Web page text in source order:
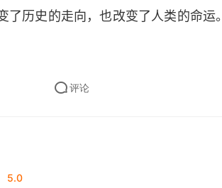
了历史的走向，也改变了人类的命运。
评论
5.0